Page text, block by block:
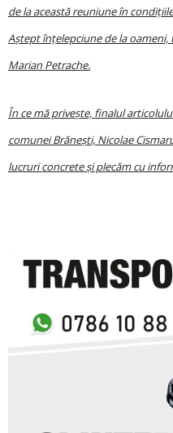
de la această reuniune în
Aștept înţelepciune de la
Marian Petrache.
În ce mă pri­vește, fi­nalul
comunei Brănești, Nicolae
lucruri concrete și plecăm cu